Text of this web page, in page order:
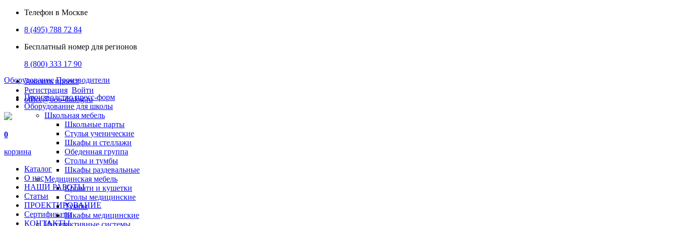
Телефон в Москве
8 (495) 788 72 84
Бесплатный номер для регионов
8 (800) 333 17 90
Заказать проект
Регистрация Войти
office@ooo-dialog.ru
0
корзина
Каталог
О нас
НАШИ РАБОТЫ
Статьи
ПРОЕКТИРОВАНИЕ
Сертификаты
КОНТАКТЫ
Оборудование Производители
Производство пресс-форм
Оборудование для школы
Школьная мебель
Школьные парты
Стулья ученические
Шкафы и стеллажи
Обеденная группа
Столы и тумбы
Шкафы раздевальные
Медицинская мебель
Кровати и кушетки
Столы медицинские
Тумбы
Шкафы медицинские
Интерактивные системы